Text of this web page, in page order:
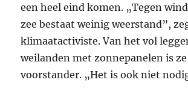
een heel eind komen. „Tegen
zee bestaat weinig weerstand”,
klimaatactiviste. Van het vol
weilanden met zonnepanelen is ze
voorstander. „Het is ook niet